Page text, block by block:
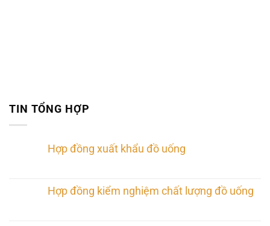
TIN TỔNG HỢP
Hợp đồng xuất khẩu đồ uống
Hợp đồng kiểm nghiệm chất lượng đồ uống